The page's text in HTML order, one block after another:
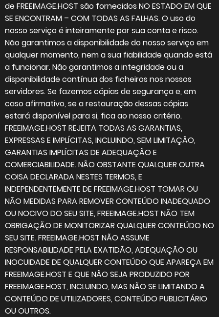
de FREEIMAGE.HOST são fornecidos NO ESTADO EM QUE
SE ENCONTRAM – COM TODAS AS FALHAS. O uso do
nosso serviço é inteiramente por sua conta e risco.
Não garantimos a disponibilidade do nosso serviço em
qualquer momento, nem a sua fiabilidade quando está
a funcionar. Não garantimos a integridade ou a
disponibilidade contínua dos ficheiros nos nossos
servidores. Se fazemos cópias de segurança e, em
caso afirmativo, se a restauração dessas cópias
estará disponível para si, fica ao nosso critério.
FREEIMAGE.HOST REJEITA TODAS AS GARANTIAS,
EXPRESSAS E IMPLÍCITAS, INCLUINDO, SEM LIMITAÇÃO,
GARANTIAS IMPLÍCITAS DE ADEQUAÇÃO E
COMERCIABILIDADE. NÃO OBSTANTE QUALQUER OUTRA
COISA DECLARADA NESTES TERMOS, E
INDEPENDENTEMENTE DE FREEIMAGE.HOST TOMAR OU
NÃO MEDIDAS PARA REMOVER CONTEÚDO INADEQUADO
OU NOCIVO DO SEU SITE, FREEIMAGE.HOST NÃO TEM
OBRIGAÇÃO DE MONITORIZAR QUALQUER CONTEÚDO NO
SEU SITE. FREEIMAGE.HOST NÃO ASSUME
RESPONSABILIDADE PELA EXATIDÃO, ADEQUAÇÃO OU
INOCUIDADE DE QUALQUER CONTEÚDO QUE APAREÇA EM
FREEIMAGE.HOST E QUE NÃO SEJA PRODUZIDO POR
FREEIMAGE.HOST, INCLUINDO, MAS NÃO SE LIMITANDO A
CONTEÚDO DE UTILIZADORES, CONTEÚDO PUBLICITÁRIO
OU OUTROS.